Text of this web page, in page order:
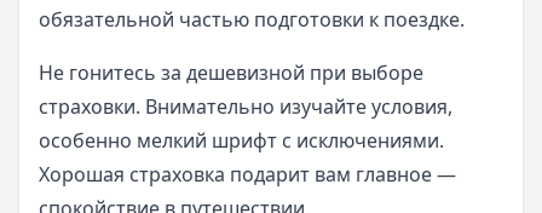
обязательной частью подготовки к поездке.
Не гонитесь за дешевизной при выборе
страховки. Внимательно изучайте условия,
особенно мелкий шрифт с исключениями.
Хорошая страховка подарит вам главное —